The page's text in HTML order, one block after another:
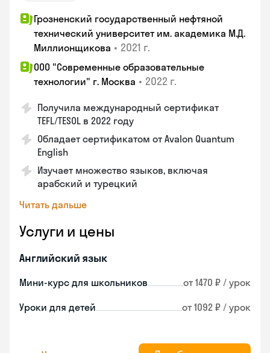
Грозненский государственный нефтяной
технический университет им. академика М.Д.
Миллионщикова • 2021 г.
ООО "Современные образовательные
технологии" г. Москва • 2022 г.
Получила международный сертификат
TEFL/TESOL в 2022 году
Обладает сертификатом от Avalon Quantum
English
Изучает множество языков, включая
арабский и турецкий
Читать дальше
Услуги и цены
Английский язык
Мини-курс для школьников от 1470 ₽ / урок
Уроки для детей от 1092 ₽ / урок